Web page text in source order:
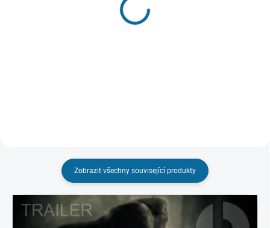
Zobrazit všechny související produkty